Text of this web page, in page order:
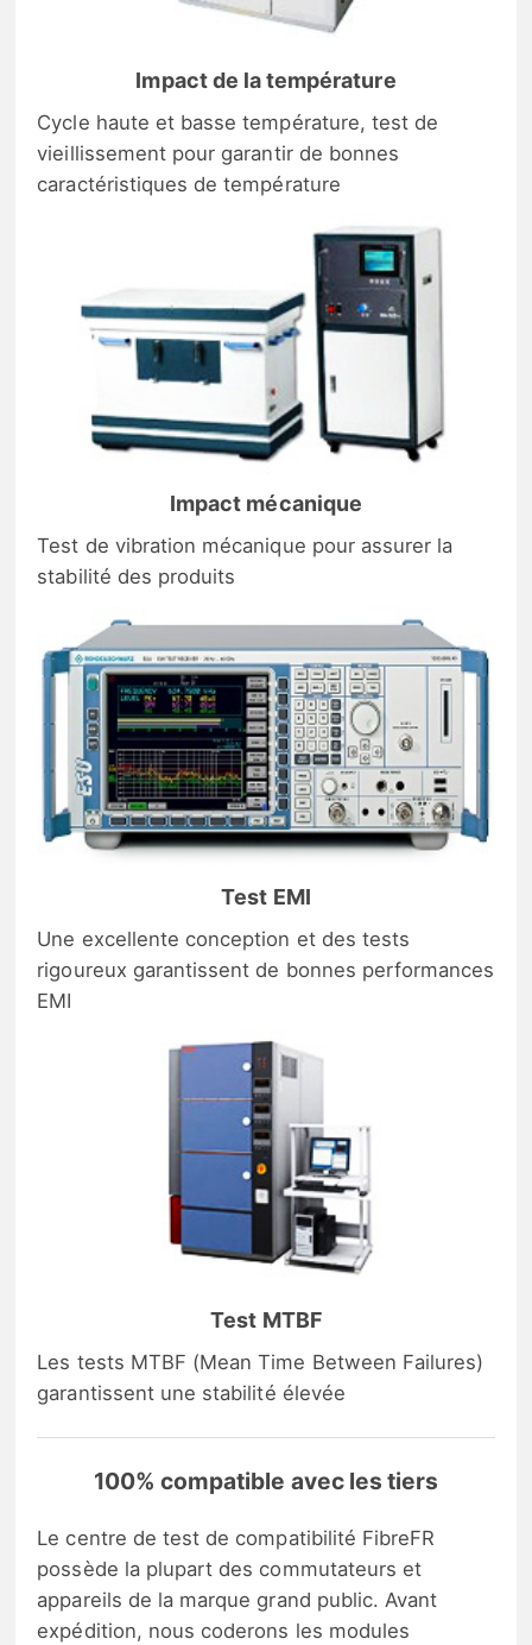
Impact de la température
Cycle haute et basse température, test de
vieillissement pour garantir de bonnes
caractéristiques de température
Impact mécanique
Test de vibration mécanique pour assurer la
stabilité des produits
Test EMI
Une excellente conception et des tests
rigoureux garantissent de bonnes performances
EMI
Test MTBF
Les tests MTBF (Mean Time Between Failures)
garantissent une stabilité élevée
100% compatible avec les tiers
Le centre de test de compatibilité FibreFR
possède la plupart des commutateurs et
appareils de la marque grand public. Avant
expédition, nous coderons les modules